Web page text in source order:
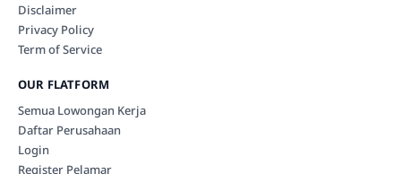
Disclaimer
Privacy Policy
Term of Service
OUR FLATFORM
Semua Lowongan Kerja
Daftar Perusahaan
Login
Register Pelamar